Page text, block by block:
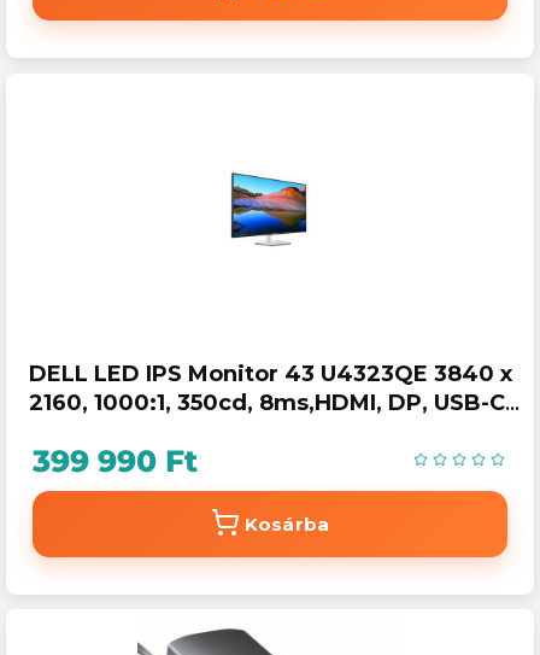
DELL LED IPS Monitor 43 U4323QE 3840 x
2160, 1000:1, 350cd, 8ms,HDMI, DP, USB-C,
399 990 Ft
Kosárba